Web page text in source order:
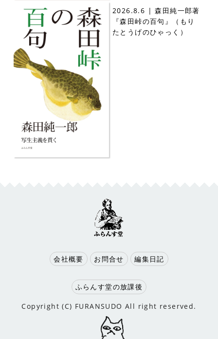
2026.8.6 | 森田純一郎著
『森田峠の百句』（もり
たとうげのひゃっく）
会社概要 お問合せ 編集日記
ふらんす堂の放課後
Copyright (C) FURANSUDO All right reserved.